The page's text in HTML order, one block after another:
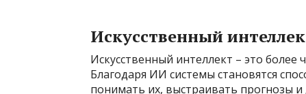
Искусственный
Искусственный интеллект – это
Благодаря ИИ системы становятся
понимать их, выстраивать прогнозы